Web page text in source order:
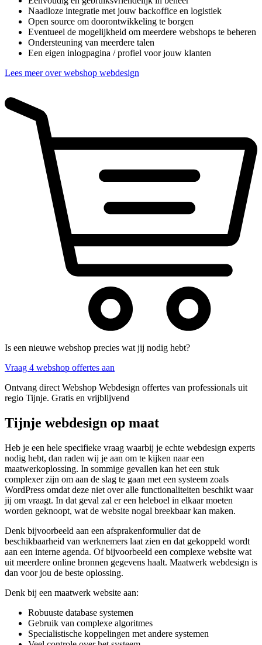
Naadloze integratie met jouw backoffice en logistiek
Open source om doorontwikkeling te borgen
Eventueel de mogelijkheid om meerdere webshops te beheren
Ondersteuning van meerdere talen
Een eigen inlogpagina / profiel voor jouw klanten
Lees meer over webshop webdesign
Is een nieuwe webshop precies wat jij nodig hebt?
Vraag 4 webshop offertes aan
Ontvang direct Webshop Webdesign offertes van professionals uit
regio Tijnje. Gratis en vrijblijvend
Tijnje webdesign op maat
Heb je een hele specifieke vraag waarbij je echte webdesign experts
nodig hebt, dan raden wij je aan om te kijken naar een
maatwerkoplossing. In sommige gevallen kan het een stuk
complexer zijn om aan de slag te gaan met een systeem zoals
WordPress omdat deze niet over alle functionaliteiten beschikt waar
jij om vraagt. In dat geval zal er een heleboel in elkaar moeten
worden geknoopt, wat de website nogal breekbaar kan maken.
Denk bijvoorbeeld aan een afsprakenformulier dat de
beschikbaarheid van werknemers laat zien en dat gekoppeld wordt
aan een interne agenda. Of bijvoorbeeld een complexe website wat
uit meerdere online bronnen gegevens haalt. Maatwerk webdesign is
dan voor jou de beste oplossing.
Denk bij een maatwerk website aan:
Robuuste database systemen
Gebruik van complexe algoritmes
Specialistische koppelingen met andere systemen